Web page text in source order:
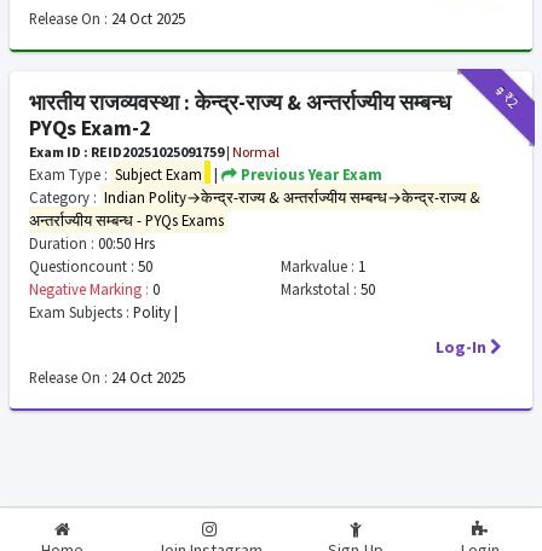
Release On : 24 Oct 2025
₹9
₹2
भारतीय राजव्यवस्था : केन्द्र-राज्य & अन्तर्राज्यीय सम्बन्ध
PYQs Exam-2
Exam ID : REID20251025091759| Normal
Exam Type : Subject Exam |
Previous Year Exam
Category : Indian Polity→केन्द्र-राज्य & अन्तर्राज्यीय सम्बन्ध→केन्द्र-राज्य &
अन्तर्राज्यीय सम्बन्ध - PYQs Exams
Duration : 00:50 Hrs
Questioncount : 50 Markvalue : 1
Negative Marking : 0 Markstotal : 50
Exam Subjects : Polity |
Log-In
Release On : 24 Oct 2025
2026-2027 RealExam.in